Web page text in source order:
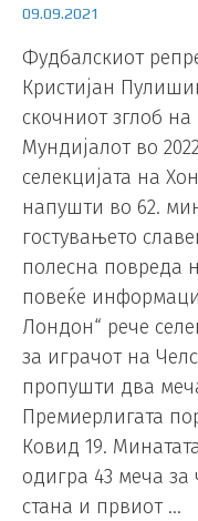
09.09.2021
Фудбалскиот
Кристијан
скочниот зглоб
Мундијалот во
селекцијата на
напушти во 62.
гостувањето
полесна повреда
повеќе
Лондон“ рече
за играчот на
пропушти два
Премиерлигата
Ковид 19.
одигра 43 меча за
стана и првиот …